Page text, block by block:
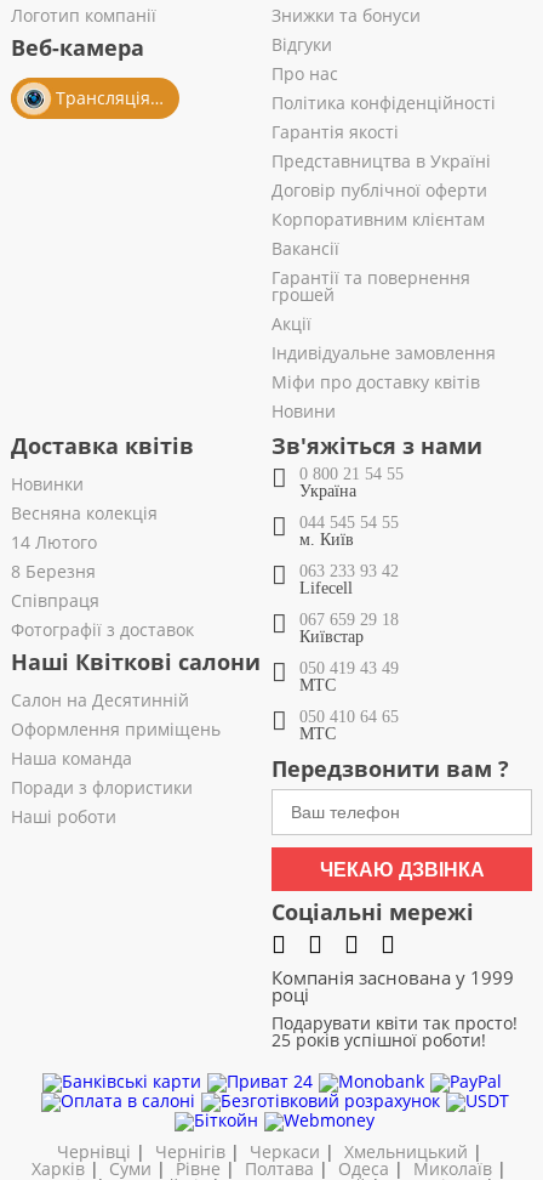
Логотип компанії
Веб-камера
Трансляція із салону
Знижки та бонуси
Відгуки
Про нас
Політика конфіденційності
Гарантія якості
Представництва в Україні
Договір публічної оферти
Корпоративним клієнтам
Вакансії
Гарантії та повернення
грошей
Акції
Індивідуальне замовлення
Міфи про доставку квітів
Новини
Доставка квітів
Новинки
Весняна колекція
14 Лютого
8 Березня
Співпраця
Фотографії з доставок
Наші Квіткові салони
Салон на Десятинній
Оформлення приміщень
Наша команда
Поради з флористики
Наші роботи
Зв'яжіться з нами
0 800 21 54 55
Україна
044 545 54 55
м. Київ
063 233 93 42
Lifecell
067 659 29 18
Київстар
050 419 43 49
МТС
050 410 64 65
МТС
Передзвонити вам ?
ЧЕКАЮ ДЗВІНКА
Соціальні мережі
Компанія заснована у 1999
році
Подарувати квіти так просто!
25 років успішної роботи!
Чернівці | Чернігів| Черкаси | Хмельницький |
Харків | Суми | Рівне | Полтава | Одеса | Миколаїв |